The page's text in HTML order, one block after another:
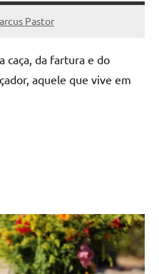
Pastor
caça, da fartura e do
aquele que vive em